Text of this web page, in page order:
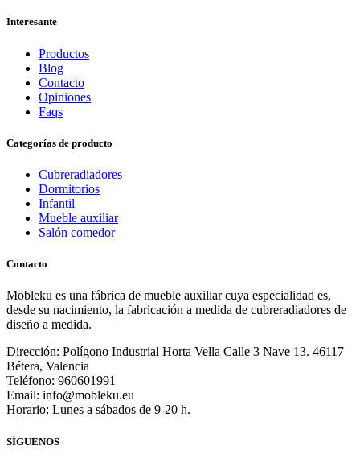
Interesante
Productos
Blog
Contacto
Opiniones
Faqs
Categorías de producto
Cubreradiadores
Dormitorios
Infantil
Mueble auxiliar
Salón comedor
Contacto
Mobleku es una fábrica de mueble auxiliar cuya especialidad es,
desde su nacimiento, la fabricación a medida de cubreradiadores de
diseño a medida.
Dirección: Polígono Industrial Horta Vella Calle 3 Nave 13. 46117
Bétera, Valencia
Teléfono: 960601991
Email: info@mobleku.eu
Horario: Lunes a sábados de 9-20 h.
SÍGUENOS